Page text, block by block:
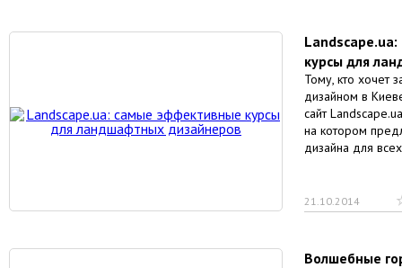
курсы для
Тому, кто хочет
дизайном в
сайт
на котором
дизайна для
21.10.2014
Волшебные